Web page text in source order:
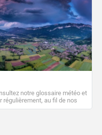
notre glossaire météo et
au fil de nos
des liens utiles vers nos